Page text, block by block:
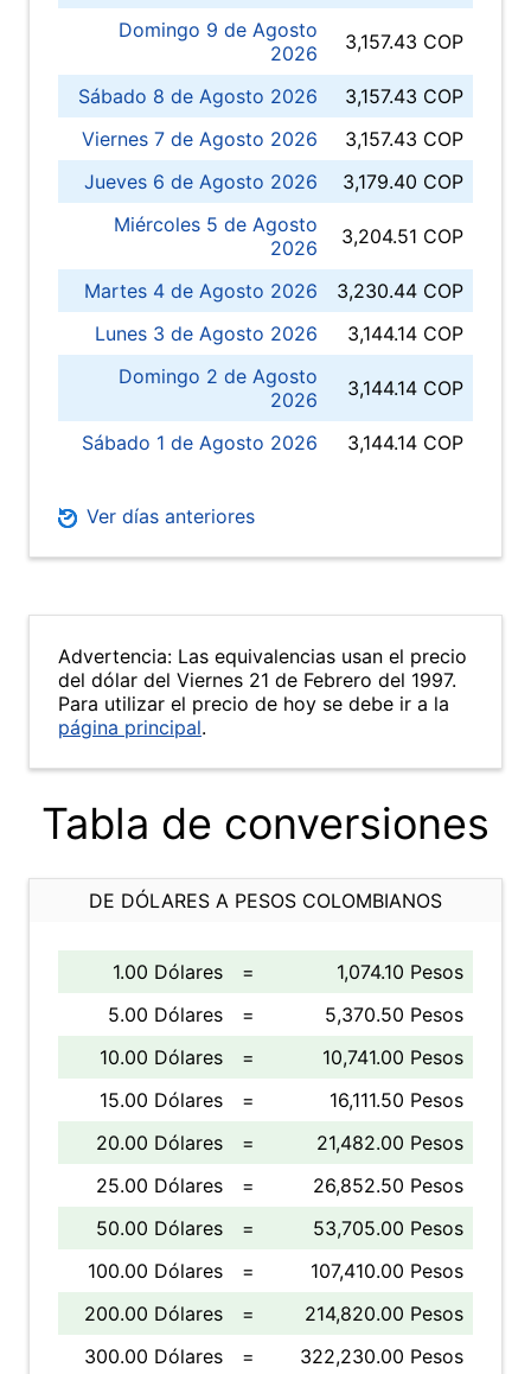
Domingo 9 de Agosto
2026
3,157.43 COP
Sábado 8 de Agosto 2026
3,157.43 COP
Viernes 7 de Agosto 2026
3,157.43 COP
Jueves 6 de Agosto 2026
3,179.40 COP
Miércoles 5 de Agosto
2026
3,204.51 COP
Martes 4 de Agosto 2026
3,230.44 COP
Lunes 3 de Agosto 2026
3,144.14 COP
Domingo 2 de Agosto
2026
3,144.14 COP
Sábado 1 de Agosto 2026 3,144.14 COP
Ver días anteriores
Advertencia: Las equivalencias usan el precio
del dólar del Viernes 21 de Febrero del 1997.
Para utilizar el precio de hoy se debe ir a la
página principal.
Tabla de conversiones
DE DÓLARES A PESOS COLOMBIANOS
1.00 Dólares =
1,074.10 Pesos
5.00 Dólares
=
5,370.50 Pesos
10.00 Dólares
=
10,741.00 Pesos
15.00 Dólares
=
16,111.50 Pesos
20.00 Dólares
=
21,482.00 Pesos
25.00 Dólares
=
26,852.50 Pesos
50.00 Dólares
=
53,705.00 Pesos
100.00 Dólares
=
107,410.00 Pesos
200.00 Dólares
=
214,820.00 Pesos
300.00 Dólares
= 322,230.00 Pesos